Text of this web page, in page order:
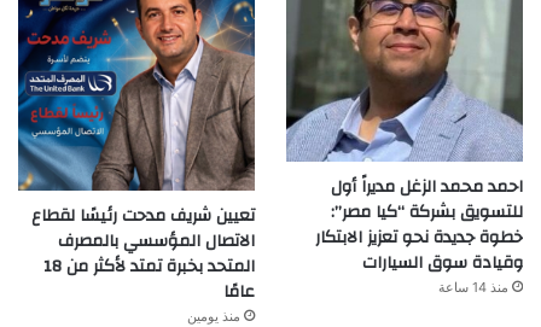
احمد محمد الزغل مديراً أول
للتسويق بشركة “كيا مصر”:
خطوة جديدة نحو تعزيز الابتكار
وقيادة سوق السيارات
منذ 14 ساعة
تعيين شريف مدحت رئيسًا لقطاع
الاتصال المؤسسي بالمصرف
المتحد بخبرة تمتد لأكثر من 18
عامًا
منذ يومين